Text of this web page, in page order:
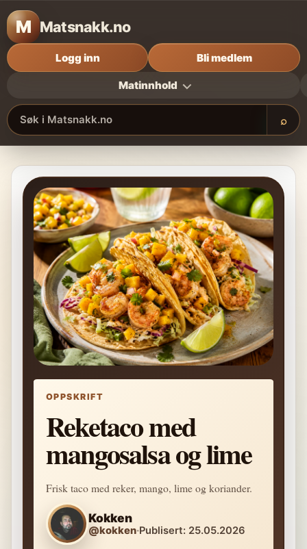
M Matsnakk.no
Matinnhold
Søk i Matsnakk.no ⌕
Logg inn Bli medlem
OPPSKRIFT
Reketaco med
mangosalsa og lime
Frisk taco med reker, mango, lime og koriander.
Kokken
@kokken·Publisert: 25.05.2026